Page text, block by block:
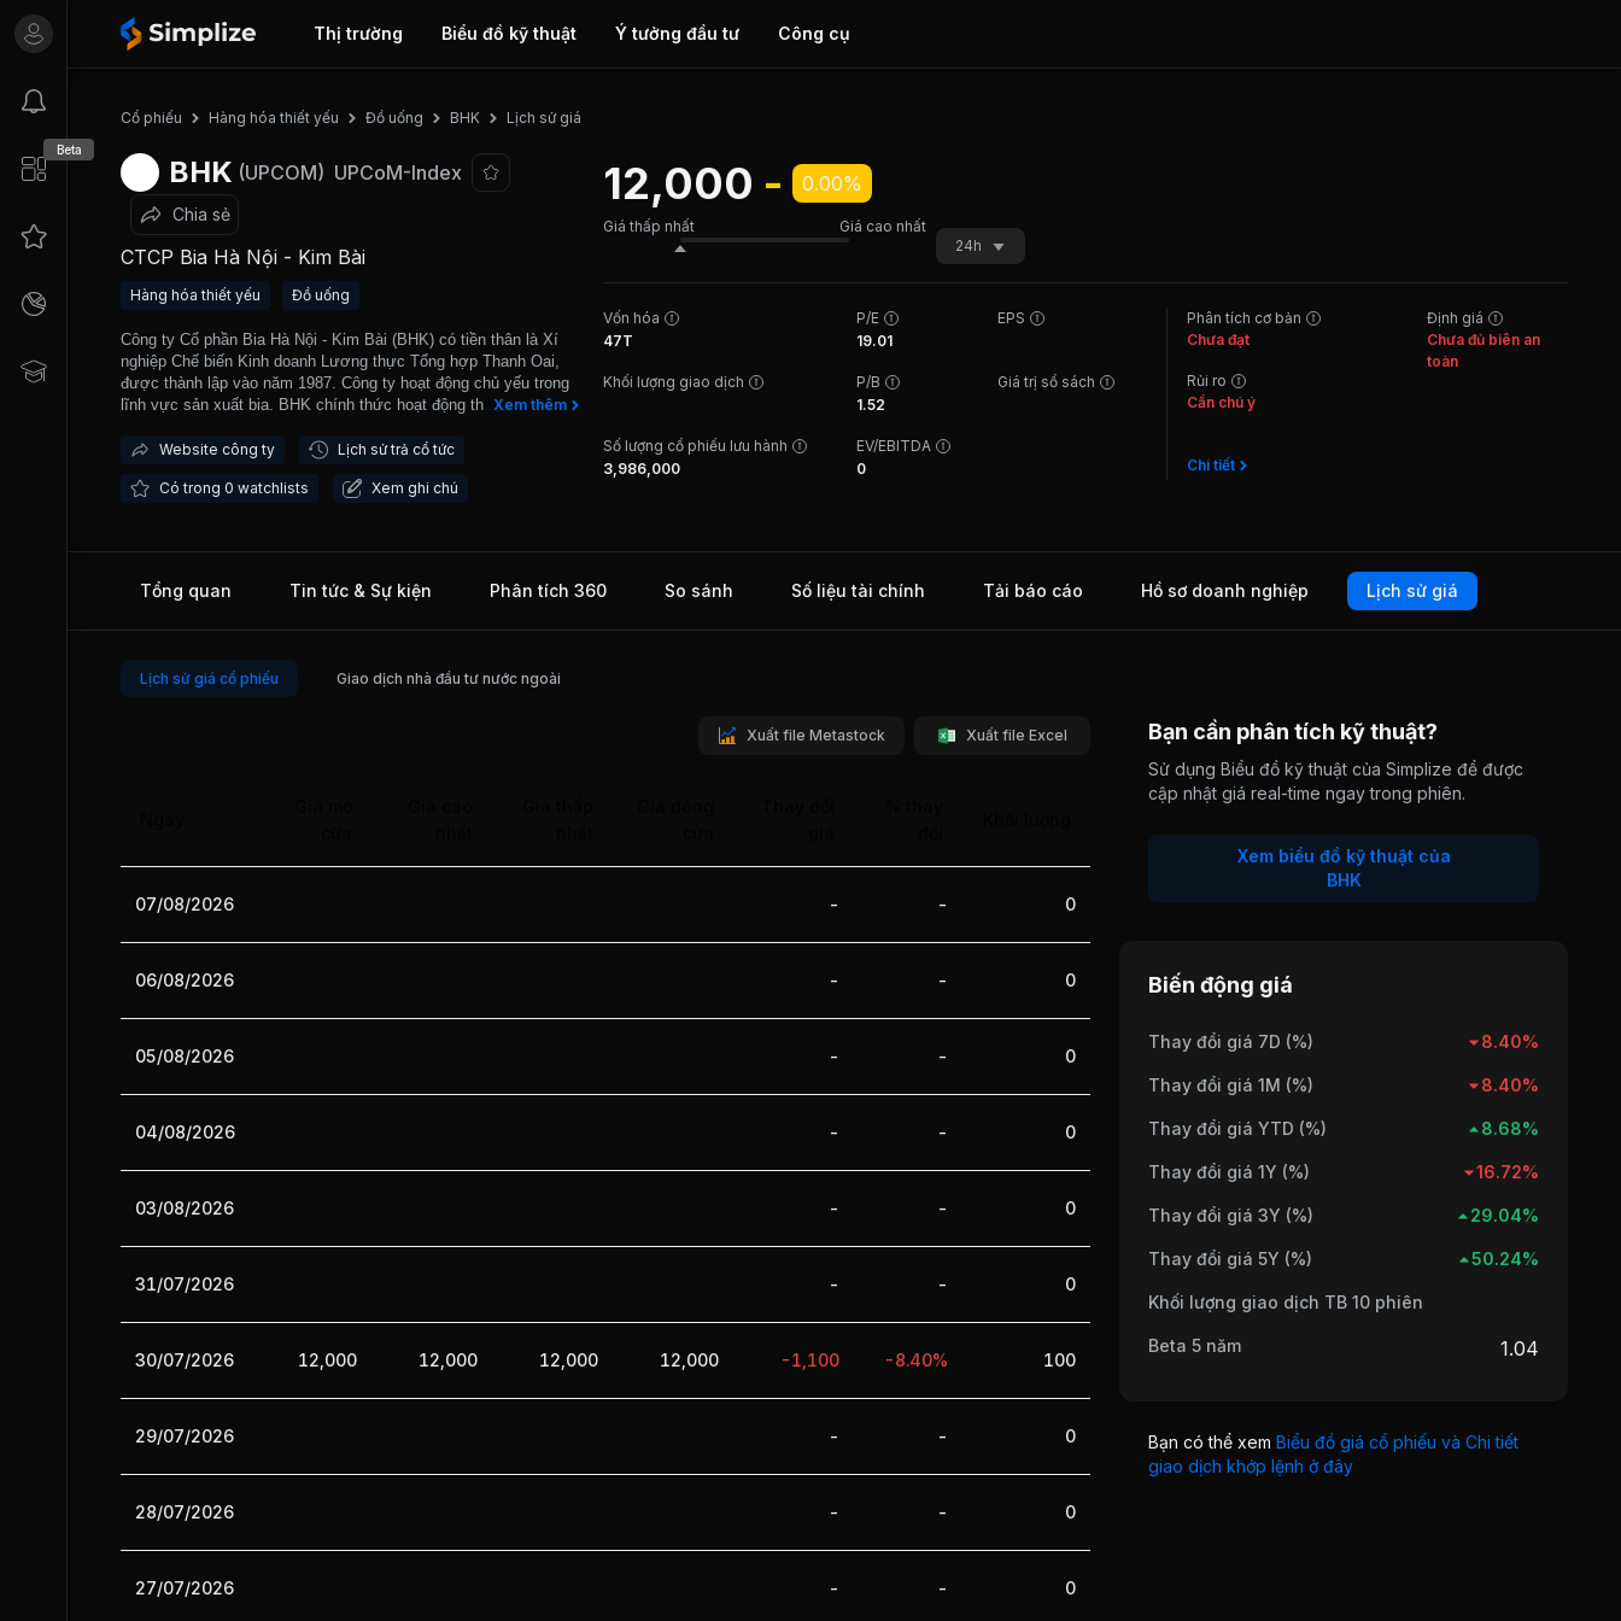
Thị trường Biểu đồ kỹ thuật Ý tưởng đầu tư Công cụ
Beta
Cổ phiếu Hàng hóa thiết yếu Đồ uống BHK Lịch sử giá
BHK (UPCOM) UPCoM-Index
Chia sẻ
CTCP Bia Hà Nội - Kim Bài
Hàng hóa thiết yếu Đồ uống
Công ty Cổ phần Bia Hà Nội - Kim Bài (BHK) có tiền thân là Xí
nghiệp Chế biến Kinh doanh Lương thực Tổng hợp Thanh Oai,
được thành lập vào năm 1987. Công ty hoạt động chủ yếu trong
lĩnh vực sản xuất bia. BHK chính thức hoạt động theo mô hình
02 dây chuyền sản xuất bia chai và bia hơi có công suất lên đến
bia chai Hà Nội Hanover và bia chai HKB. HKB được giao dịch
Xem thêm
Website công ty Lịch sử trả cổ tức
Có trong 0 watchlists Xem ghi chú
12,000 - 0.00%
Giá thấp nhất
Giá cao nhất
24h
Vốn hóa
47T
P/E
19.01
EPS
Khối lượng giao dịch
P/B
1.52
Giá trị sổ sách
Số lượng cổ phiếu lưu hành
3,986,000
EV/EBITDA
0
Phân tích cơ bản
Chưa đạt
Rủi ro
Cần chú ý
Chi tiết
Định giá
Chưa đủ biên an
toàn
Tổng quan Tin tức & Sự kiện Phân tích 360 So sánh Số liệu tài chính Tải báo cáo Hồ sơ doanh nghiệp Lịch sử giá
Lịch sử giá cổ phiếu Giao dịch nhà đầu tư nước ngoài
Xuất file Metastock Xuất file Excel
07/08/2026 - - 0
06/08/2026 - - 0
05/08/2026 - - 0
04/08/2026 - - 0
03/08/2026 - - 0
31/07/2026 - - 0
30/07/2026 12,000 12,000 12,000 12,000 -1,100 -8.40% 100
29/07/2026 - - 0
28/07/2026 - - 0
27/07/2026 - - 0
Bạn cần phân tích kỹ thuật?
Sử dụng Biểu đồ kỹ thuật của Simplize để được
cập nhật giá real-time ngay trong phiên.
Xem biểu đồ kỹ thuật của
BHK
Biến động giá
Thay đổi giá 7D (%) 8.40%
Thay đổi giá 1M (%) 8.40%
Thay đổi giá YTD (%) 8.68%
Thay đổi giá 1Y (%) 16.72%
Thay đổi giá 3Y (%) 29.04%
Thay đổi giá 5Y (%) 50.24%
Khối lượng giao dịch TB 10 phiên
Beta 5 năm 1.04
Bạn có thể xem Biểu đồ giá cổ phiếu và Chi tiết
giao dịch khớp lệnh ở đây